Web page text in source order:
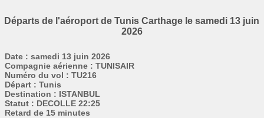
Départs de l'aéroport de Tunis Carthage le samedi 13 juin
2026
Date : samedi 13 juin 2026
Compagnie aérienne : TUNISAIR
Numéro du vol : TU216
Départ : Tunis
Destination : ISTANBUL
Statut : DECOLLE 22:25
Retard de 15 minutes